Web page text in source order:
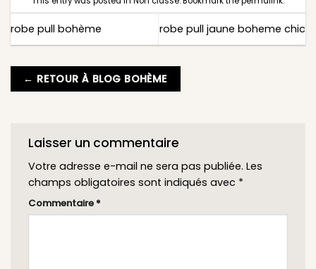
robe pull bohème robe pull jaune boheme chic
← RETOUR À BLOG BOHÈME
Laisser un commentaire
Votre adresse e-mail ne sera pas publiée. Les
champs obligatoires sont indiqués avec *
Commentaire *